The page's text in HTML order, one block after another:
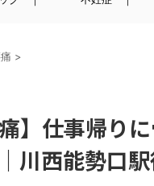
>
】仕事帰り
川西能勢口